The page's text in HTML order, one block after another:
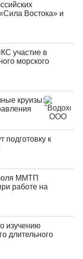
Востока» и
участие в
морского
круизы:
подготовку к
ММТП
работе на
изучению
длительного